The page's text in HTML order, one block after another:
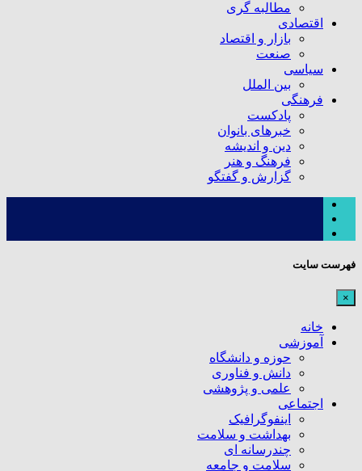
مطالبه گری
اقتصادی
بازار و اقتصاد
صنعت
سیاسی
بین الملل
فرهنگی
پادکست
خبرهای بانوان
دین و اندیشه
فرهنگ و هنر
گزارش و گفتگو
فهرست سایت
×
خانه
آموزشی
حوزه و دانشگاه
دانش و فناوری
علمی و پژوهشی
اجتماعی
اینفوگرافیک
بهداشت و سلامت
چندرسانه ای
سلامت و جامعه